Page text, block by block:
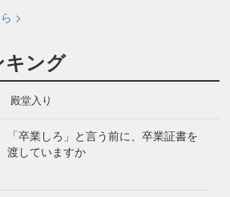
ダ
ー
>
キング
殿堂入り
「卒業しろ」と言う前に、卒業証書を
渡していますか